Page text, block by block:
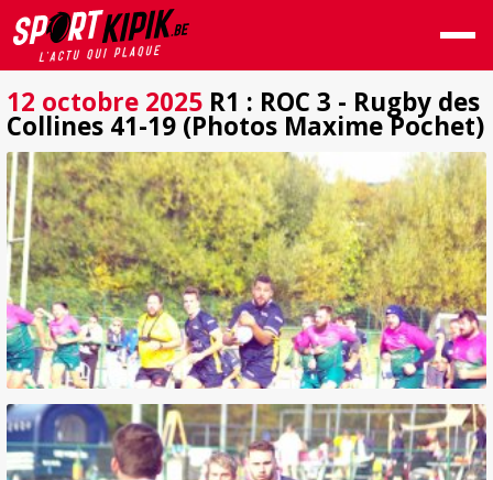
12 octobre 2025 R1 : ROC 3 - Rugby des
Collines 41-19 (Photos Maxime Pochet)